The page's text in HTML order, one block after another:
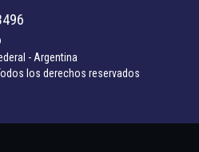
- Argentina
los derechos reservados